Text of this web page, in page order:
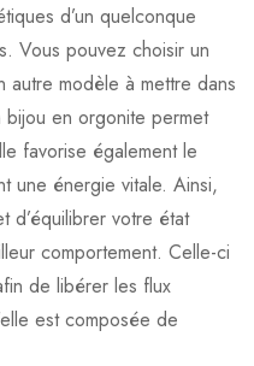
d’un quelconque
Vous pouvez choisir un
modèle à mettre dans
en orgonite permet
favorise également le
une énergie vitale. Ainsi,
d’équilibrer votre état
comportement. Celle-ci
de libérer les flux
est composée de